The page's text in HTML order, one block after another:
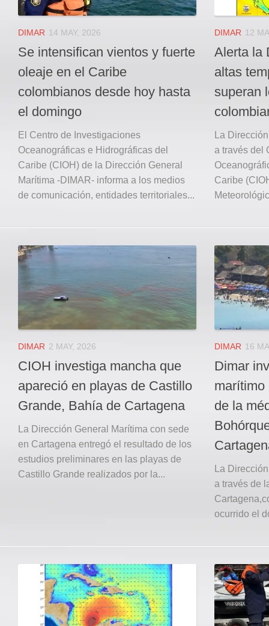
DIMAR 14 MAY, 2026
Se intensifican vientos y fuerte
oleaje en el Caribe
colombianos desde hoy hasta
el domingo
El Centro de Investigaciones
Oceanográficas e Hidrográficas del
Caribe (CIOH) de la Dirección General
Marítima -DIMAR- informa a los medios
de comunicación, entidades territoriales...
DIMAR 12
Alerta la
altas
superan
La
a través del
Caribe
DIMAR 2 MAY, 2026
CIOH investiga mancha que
apareció en playas de Castillo
Grande, Bahía de Cartagena
La Dirección General Marítima con sede
en Cartagena entregó el resultado de los
estudios preliminares en las playas de
Castillo Grande realizados por la...
DIMAR 16
Dimar
marítimo
de la
La
a través de
ocurrido el